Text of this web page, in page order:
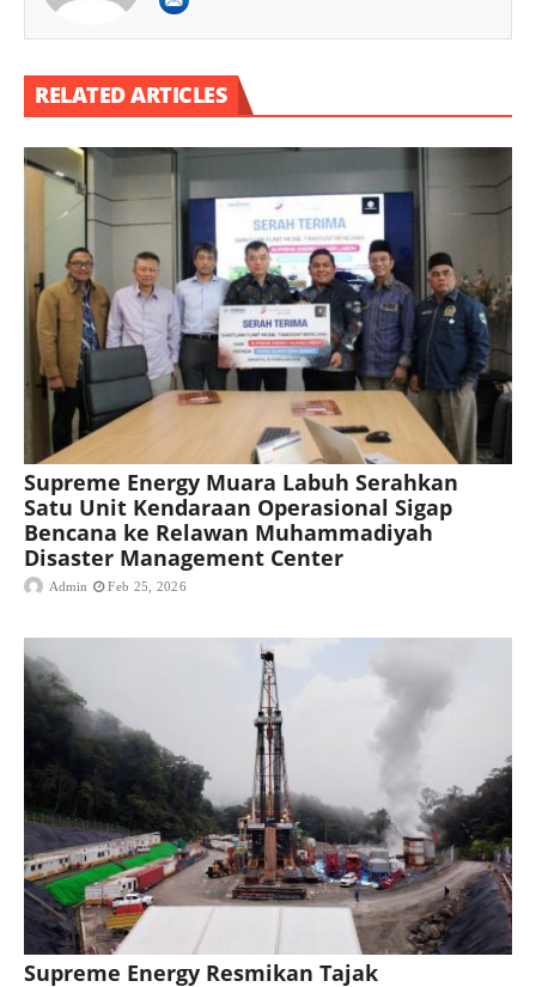
RELATED ARTICLES
Supreme Energy Muara Labuh Serahkan
Satu Unit Kendaraan Operasional Sigap
Bencana ke Relawan Muhammadiyah
Disaster Management Center
Admin Feb 25, 2026
Supreme Energy Resmikan Tajak